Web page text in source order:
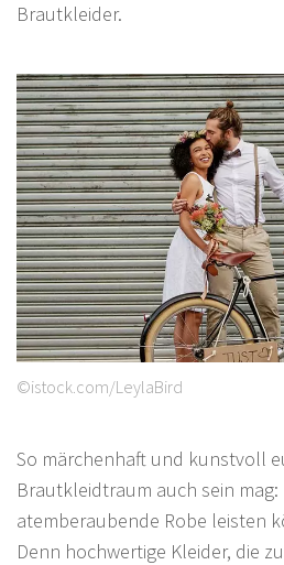
Brautkleider.
©istock.com/LeylaBird
So märchenhaft und kunstvoll
Brautkleidtraum auch sein mag:
atemberaubende Robe leisten
Denn hochwertige Kleider, die